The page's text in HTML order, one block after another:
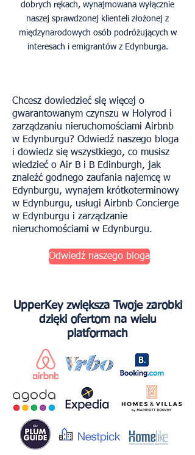
dobrych rękach, wynajmowana wyłącznie
naszej sprawdzonej klienteli złożonej z
międzynarodowych osób podróżujących w
interesach i emigrantów z Edynburga.
Chcesz dowiedzieć się więcej o
gwarantowanym czynszu w Holyrod i
zarządzaniu nieruchomościami Airbnb
w Edynburgu? Odwiedź naszego bloga
i dowiedz się wszystkiego, co musisz
wiedzieć o Air B i B Edinburgh, jak
znaleźć godnego zaufania najemcę w
Edynburgu, wynajem krótkoterminowy
w Edynburgu, usługi Airbnb Concierge
w Edynburgu i zarządzanie
nieruchomościami w Edynburgu.
Odwiedź naszego bloga
UpperKey zwiększa Twoje zarobki
dzięki ofertom na wielu
platformach